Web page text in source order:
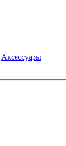
Аксессуары